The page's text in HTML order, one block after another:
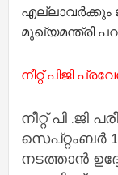
എല്ലാവര്‍ക്കും
മുഖ്യമന്ത്രി
നീറ്റ് പിജി
നീറ്റ് പി .ജി
സെപ്റ്റംബർ
നടത്താൻ